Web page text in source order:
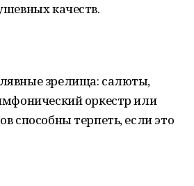
качеств.
зрелища: салюты,
оркестр или
способны терпеть, если это